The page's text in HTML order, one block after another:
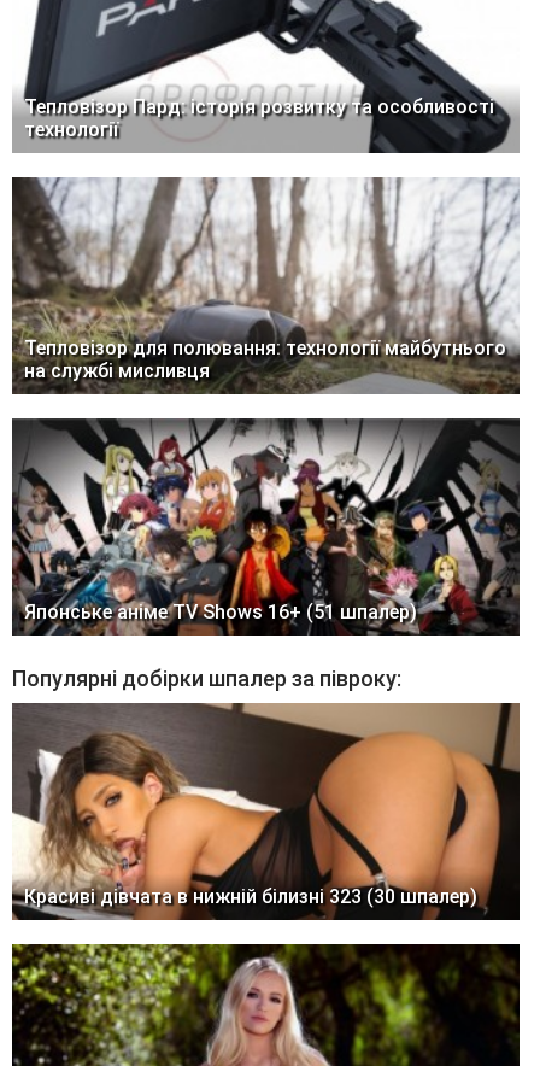
Тепловізор Пард: історія розвитку та особливості
технології
Тепловізор для полювання: технології майбутнього
на службі мисливця
Японське аніме TV Shows 16+ (51 шпалер)
Популярні добірки шпалер за півроку:
Красиві дівчата в нижній білизні 323 (30 шпалер)